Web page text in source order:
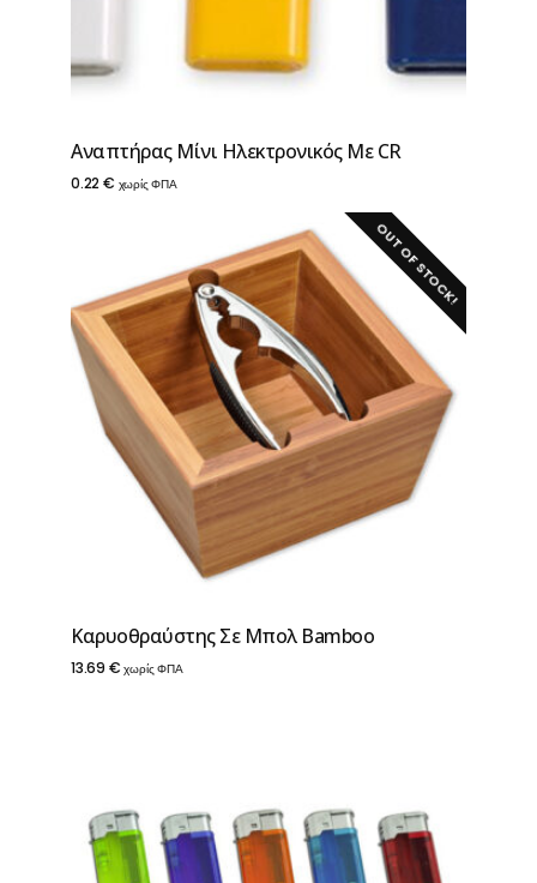
Aναπτήρας Μίνι Ηλεκτρονικός Με CR
0.22 € χωρίς ΦΠΑ
OUT OF STOCK!
Καρυοθραύστης Σε Mπoλ Bamboo
13.69 € χωρίς ΦΠΑ